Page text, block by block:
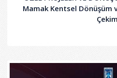
Mamak Kentsel Dönüşüm